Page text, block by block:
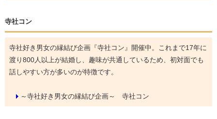
寺社コン
寺社好き男女の縁結び企画『寺社コン』開催中。これまで17年に
渡り800人以上が結婚し、趣味が共通しているため、初対面でも
話しやすい方が多いのが特徴です。
～寺社好き男女の縁結び企画～ 寺社コン